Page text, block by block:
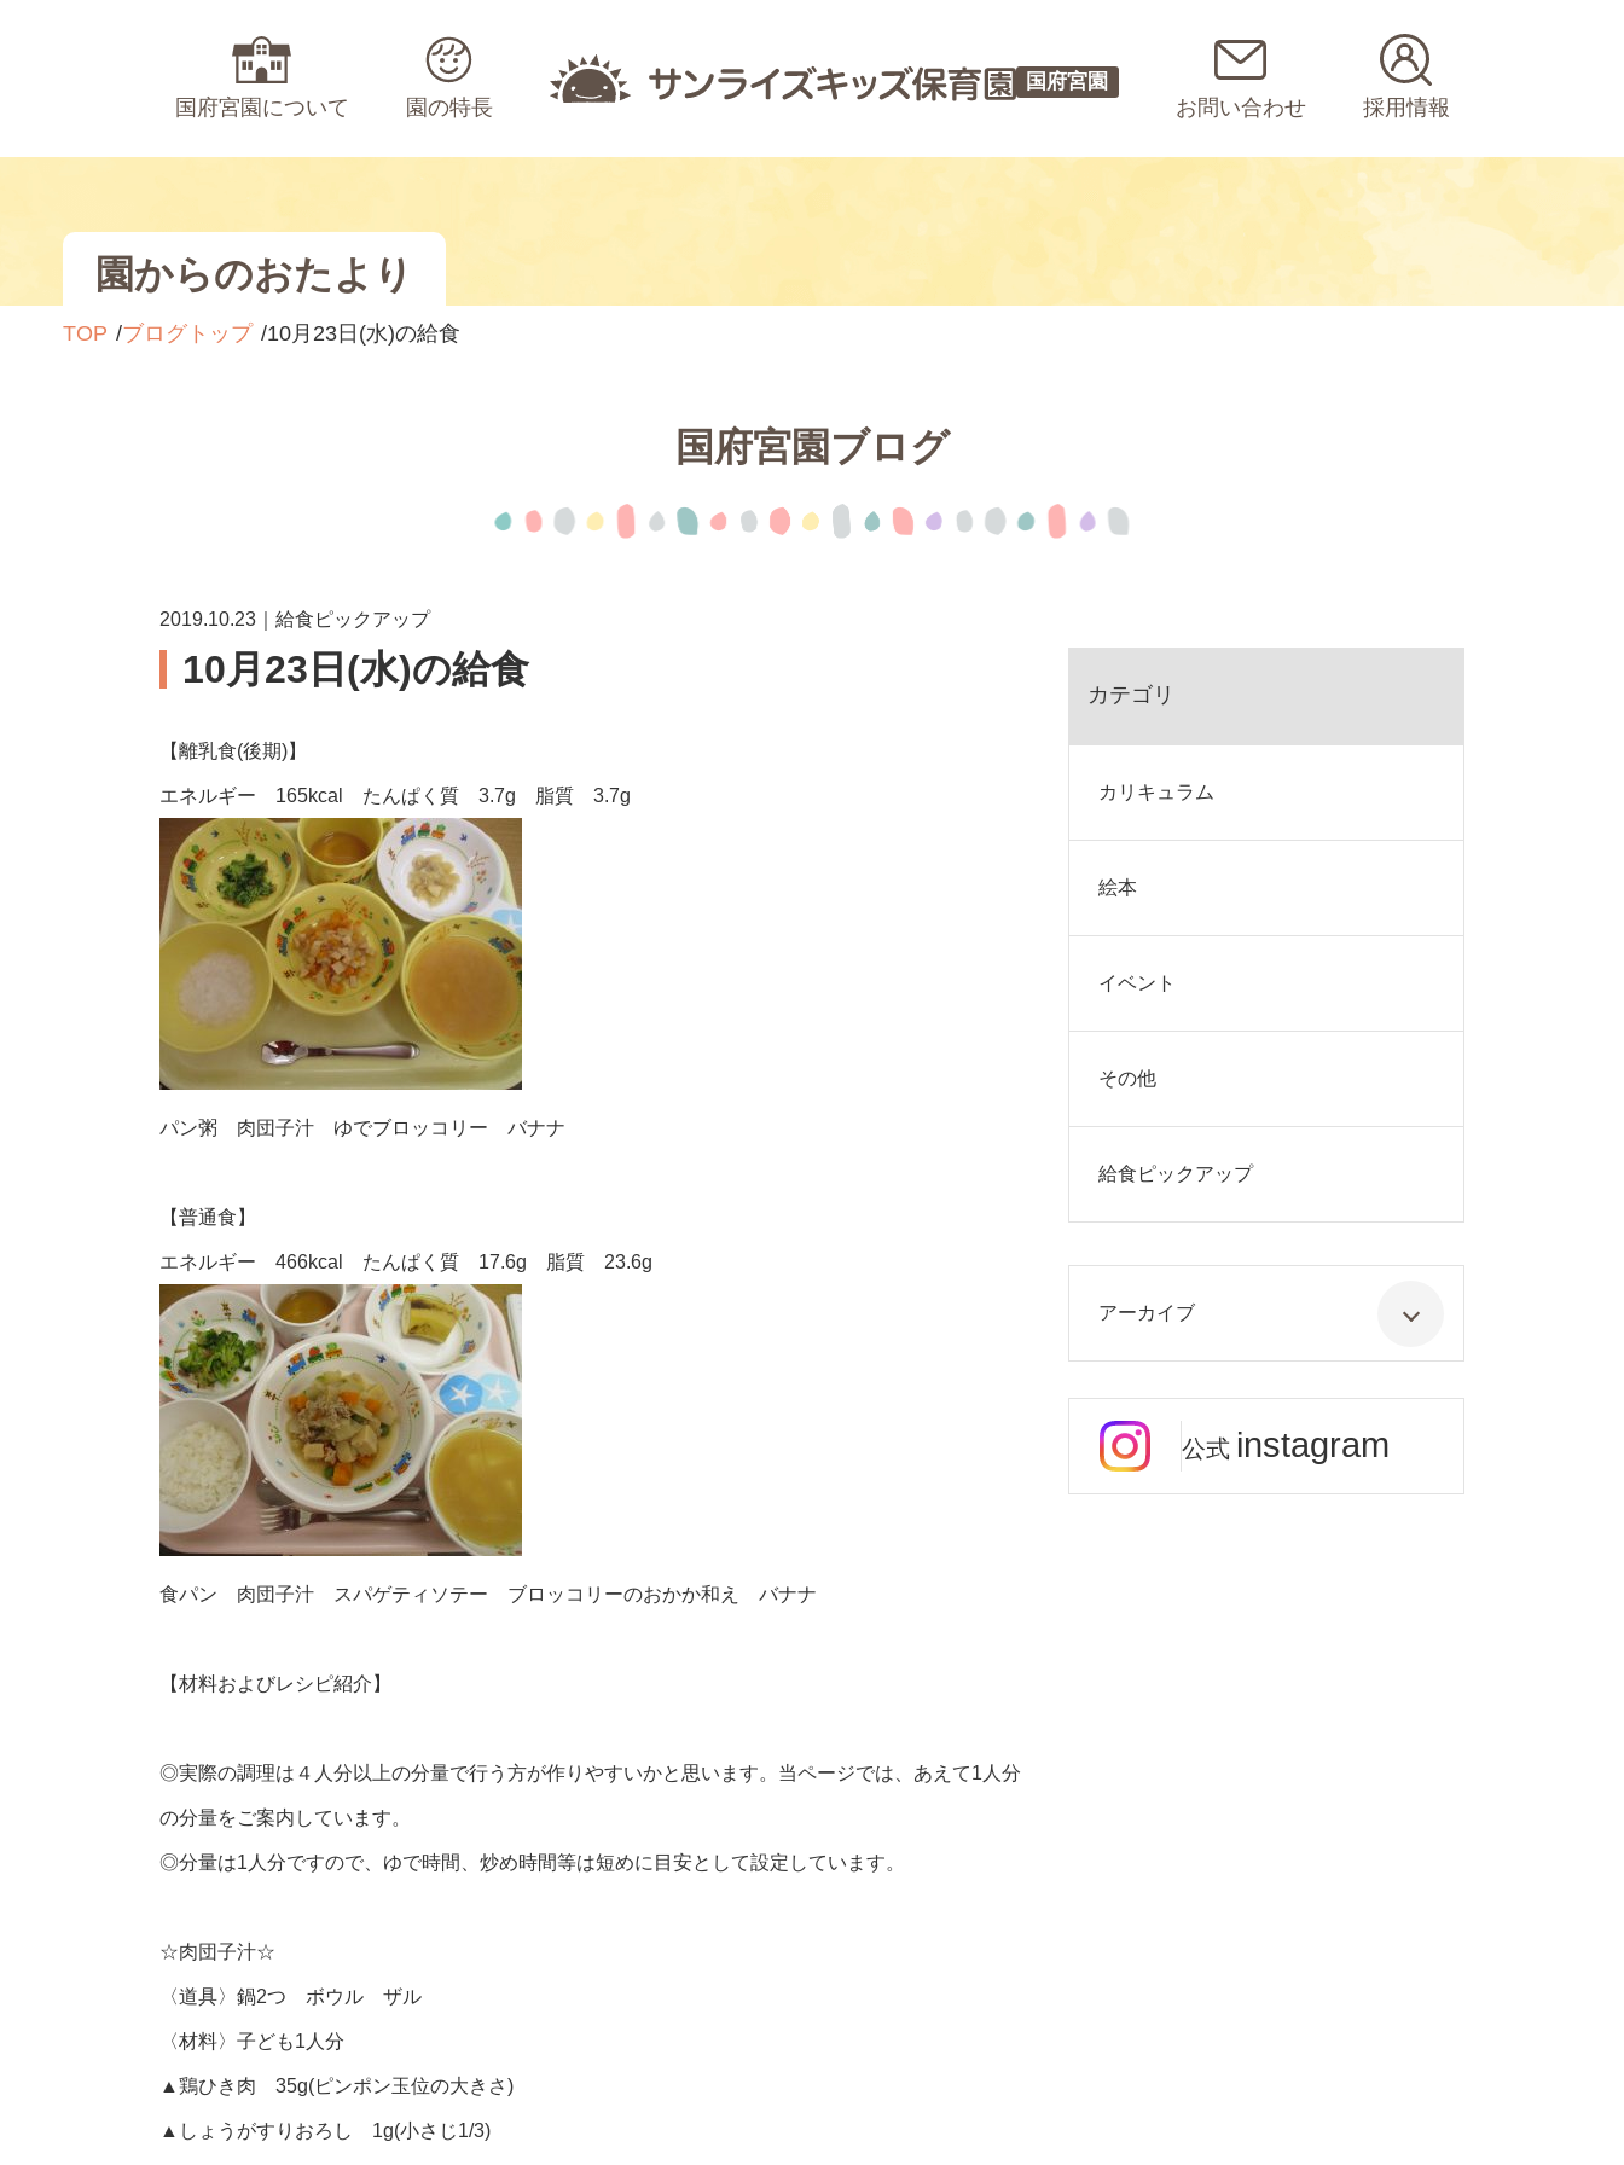
国府宮園について 園の特長
国府宮園
お問い合わせ 採用情報
園からのおたより
TOP ブログトップ 10月23日(水)の給食
国府宮園ブログ
2019.10.23｜給食ピックアップ
10月23日(水)の給食
【離乳食(後期)】
エネルギー 165kcal たんぱく質 3.7g 脂質 3.7g
パン粥 肉団子汁 ゆでブロッコリー バナナ
【普通食】
エネルギー 466kcal たんぱく質 17.6g 脂質 23.6g
食パン 肉団子汁 スパゲティソテー ブロッコリーのおかか和え バナナ
【材料およびレシピ紹介】
◎実際の調理は４人分以上の分量で行う方が作りやすいかと思います。当ページでは、あえて1人分
の分量をご案内しています。
◎分量は1人分ですので、ゆで時間、炒め時間等は短めに目安として設定しています。
☆肉団子汁☆
〈道具〉鍋2つ ボウル ザル
〈材料〉子ども1人分
▲鶏ひき肉 35g(ピンポン玉位の大きさ)
▲しょうがすりおろし 1g(小さじ1/3)
カテゴリ
カリキュラム
絵本
イベント
その他
給食ピックアップ
アーカイブ
公式 instagram